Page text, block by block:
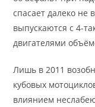
спасает далеко не
выпускаются с 4-
двигателями
Лишь в 2011
кубовых
влиянием